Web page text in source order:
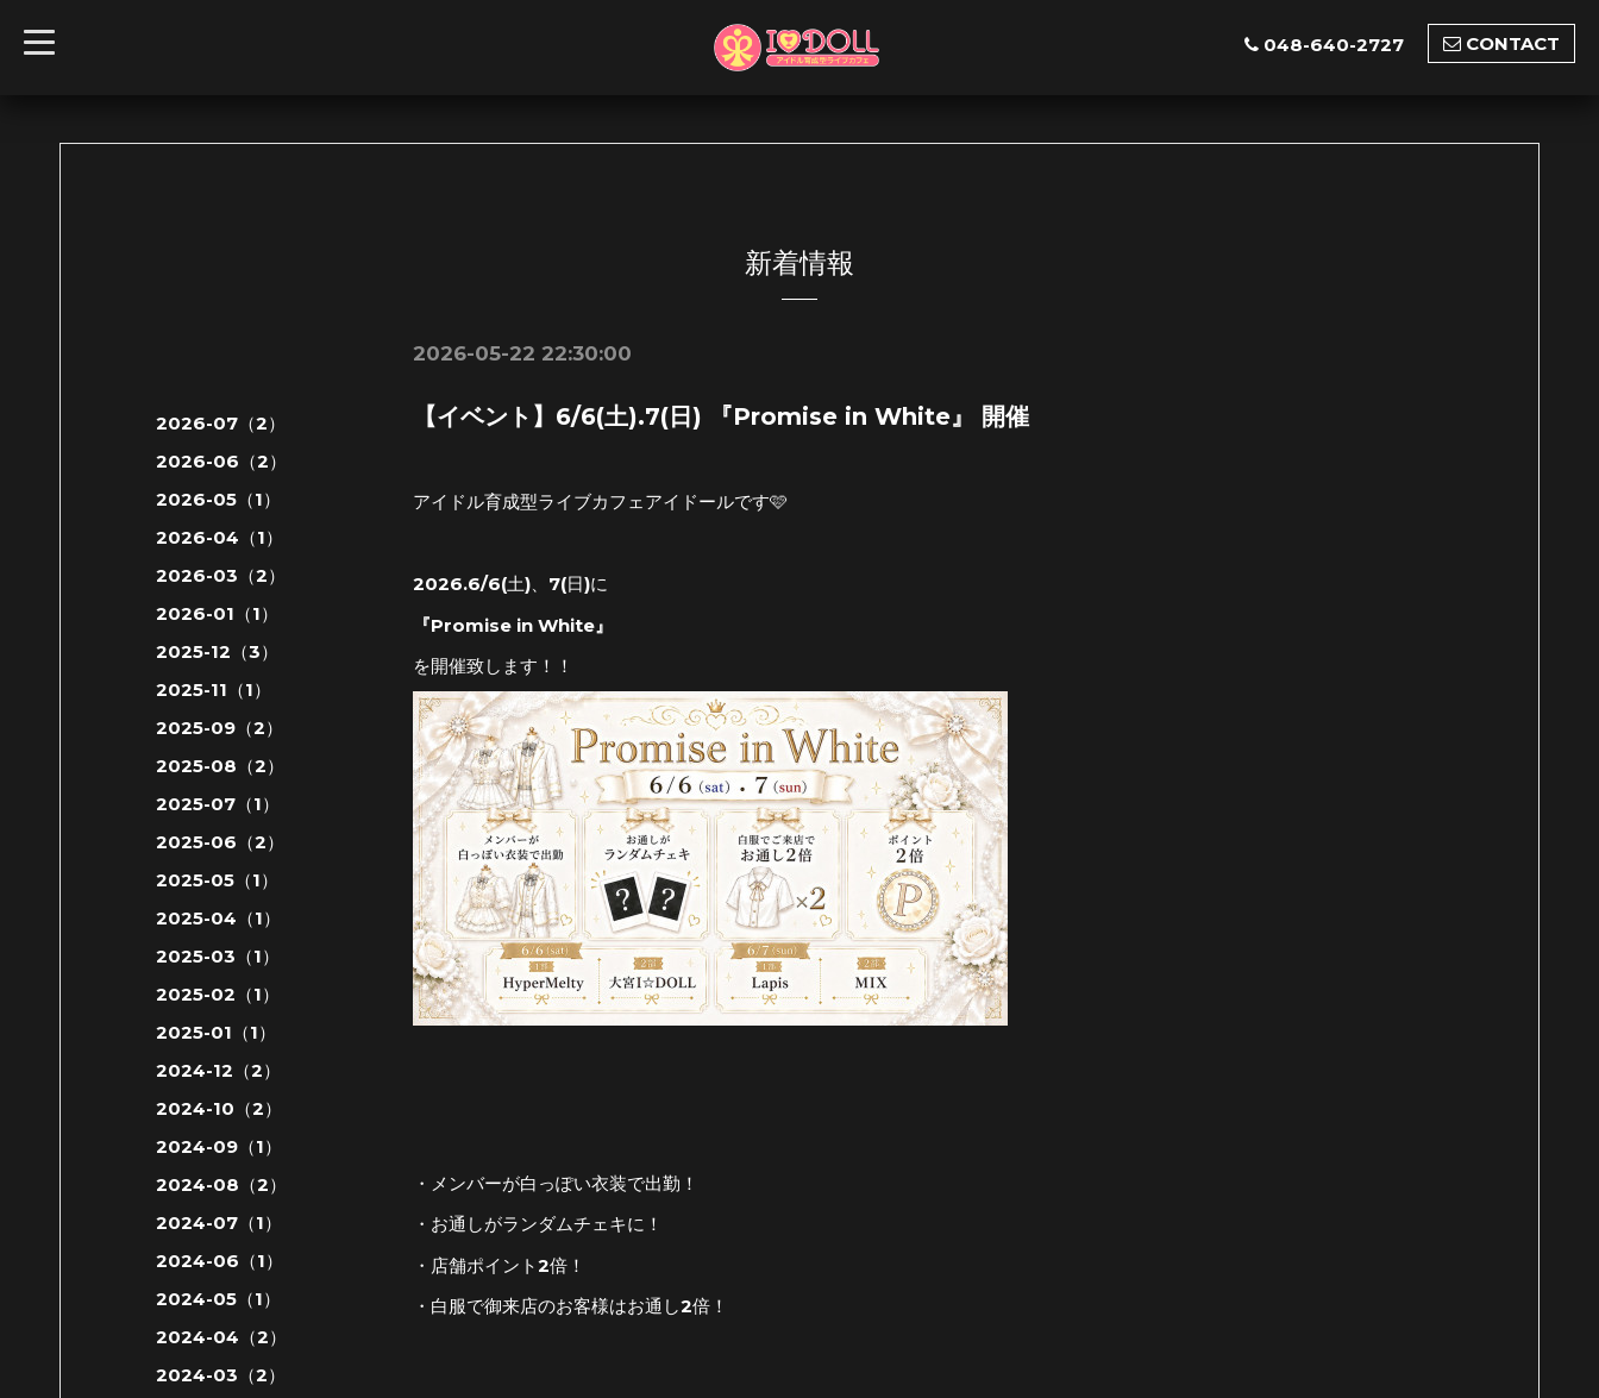
t
o
048-640-2727 CONTACT
新着情報
2026-05-22 22:30:00
【イベント】6/6(土).7(日) 『Promise in White』 開催
アイドル育成型ライブカフェアイドールです🩷
2026.6/6(土)、7(日)に
『Promise in White 』
を開催致します！！
・メンバーが白っぽい衣装で出勤！
・お通しがランダムチェキに！
・店舗ポイント2倍！
・白服で御来店のお客様はお通し2倍！
2026-07（2）
2026-06（2）
2026-05（1）
2026-04（1）
2026-03（2）
2026-01（1）
2025-12（3）
2025-11（1）
2025-09（2）
2025-08（2）
2025-07（1）
2025-06（2）
2025-05（1）
2025-04（1）
2025-03（1）
2025-02（1）
2025-01（1）
2024-12（2）
2024-10（2）
2024-09（1）
2024-08（2）
2024-07（1）
2024-06（1）
2024-05（1）
2024-04（2）
2024-03（2）